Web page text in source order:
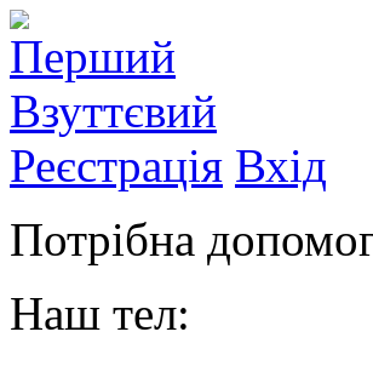
Реєстрація Вхід
Потрібна
Наш тел: